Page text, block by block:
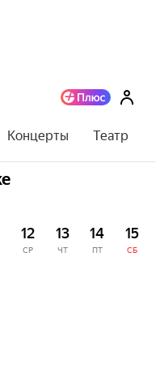
Концерты Театр
12
СР
13
ЧТ
14
ПТ
15
СБ